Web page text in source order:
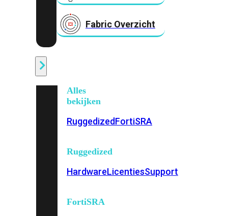
Fabric Overzicht
Alles
bekijken
RuggedizedFortiSRA
Ruggedized
HardwareLicentiesSupport
FortiSRA